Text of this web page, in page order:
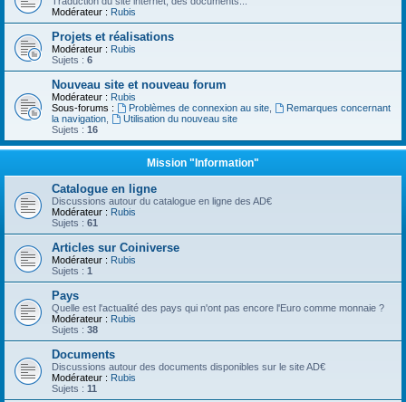
Modérateur : Rubis
Projets et réalisations
Modérateur : Rubis
Sujets : 6
Nouveau site et nouveau forum
Modérateur : Rubis
Sous-forums :
Problèmes de connexion au site,
Remarques concernant
la navigation
Utilisation du nouveau site
Sujets : 16
Mission "Information"
Catalogue en ligne
Discussions autour du catalogue en ligne des AD€
Modérateur : Rubis
Sujets : 61
Articles sur Coiniverse
Modérateur : Rubis
Sujets : 1
Pays
Quelle est l'actualité des pays qui n'ont pas encore l'Euro comme monnaie ?
Modérateur : Rubis
Sujets : 38
Documents
Discussions autour des documents disponibles sur le site AD€
Modérateur : Rubis
Sujets : 11